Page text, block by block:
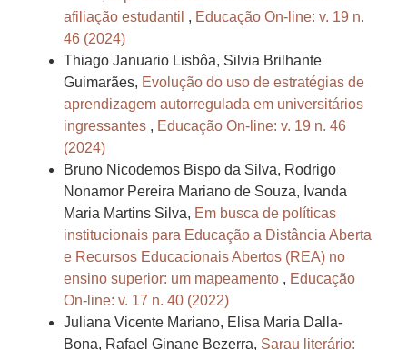
afiliação estudantil , Educação On-line: v. 19 n.
46 (2024)
Thiago Januario Lisbôa, Silvia Brilhante
Guimarães, Evolução do uso de estratégias de
aprendizagem autorregulada em universitários
ingressantes , Educação On-line: v. 19 n. 46
(2024)
Bruno Nicodemos Bispo da Silva, Rodrigo
Nonamor Pereira Mariano de Souza, Ivanda
Maria Martins Silva, Em busca de políticas
institucionais para Educação a Distância Aberta
e Recursos Educacionais Abertos (REA) no
ensino superior: um mapeamento , Educação
On-line: v. 17 n. 40 (2022)
Juliana Vicente Mariano, Elisa Maria Dalla-
Bona, Rafael Ginane Bezerra, Sarau literário: